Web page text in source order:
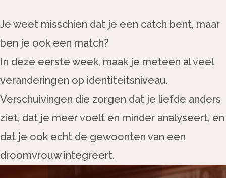
Je weet misschien dat je een catch bent, maar
ben je ook een match?
In deze eerste week, maak je meteen al veel
veranderingen op identiteitsniveau.
Verschuivingen die zorgen dat je liefde anders
ziet, dat je meer voelt en minder analyseert, en
dat je ook echt de gewoonten van een
droomvrouw integreert.